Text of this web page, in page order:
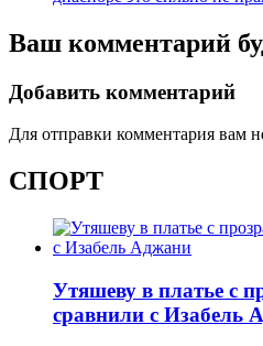
Ваш комментарий
Добавить комментарий
Для отправки комментария вам
СПОРТ
Утяшеву в платье с
сравнили с Изабель